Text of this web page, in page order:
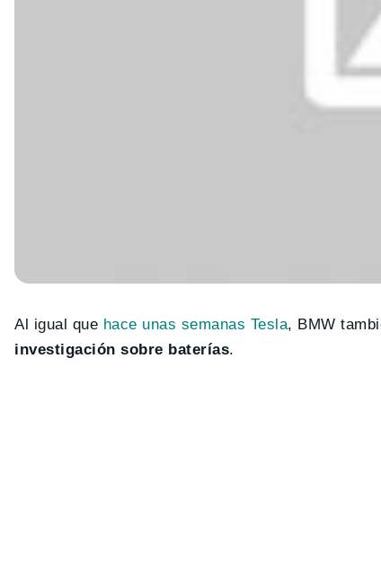
Al igual que hace unas semanas Tesla, BMW
investigación sobre baterías.